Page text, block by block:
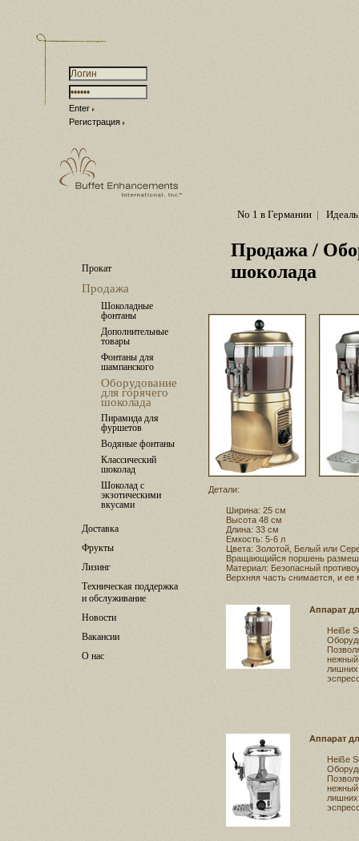
Enter
Регистрация
Прокат
Продажа
Шоколадные
фонтаны
Дополнительные
товары
Фонтаны для
шампанского
Оборудование
для горячего
шоколада
Пирамида для
фуршетов
Водяные фонтаны
Классический
шоколад
Шоколад с
экзотическими
вкусами
Доставка
Фрукты
Лизинг
Техническая поддержка
и обслуживание
Новости
Вакансии
О нас
No 1 в Германии |
Продажа /
шоколада
Детали:
Ширина: 25 см
Высота 48 см
Длина: 33 см
Емкость: 5-6 л
Цвета: Золотой, Белый или
Вращающийся поршень
Материал: Безопасный
Верхняя часть снимается, и
Аппарат
Heiße
нежный
лишних
Аппарат
Heiße
нежный
лишних